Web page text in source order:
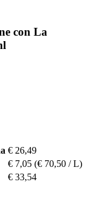
con La
€ 26,49
€ 7,05 (€ 70,50 / L)
€ 33,54